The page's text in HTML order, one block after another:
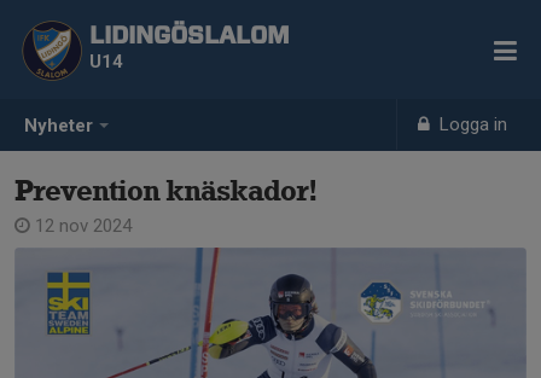
Nyheter Logga in
LIDINGÖSLALOM
U14
Prevention knäskador!
12 nov 2024